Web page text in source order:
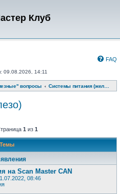
Клуб
FAQ
09.08.2026, 14:11
вопросы
1 из 1
Темы
на Scan Master CAN
08:46